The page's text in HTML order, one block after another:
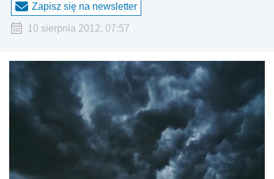
Zapisz się na newsletter
10 sierpnia 2012, 07:57